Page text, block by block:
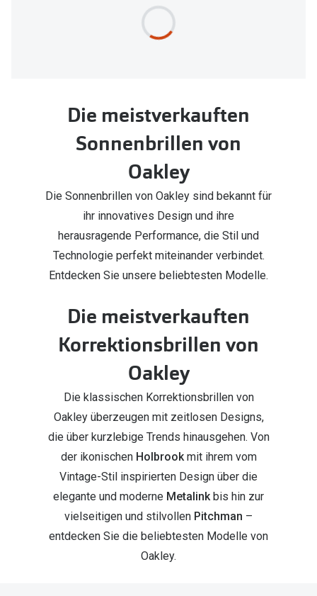
Die meistverkauften
Sonnenbrillen von
Oakley
Die Sonnenbrillen von Oakley sind bekannt für
ihr innovatives Design und ihre
herausragende Performance, die Stil und
Technologie perfekt miteinander verbindet.
Entdecken Sie unsere beliebtesten Modelle.
Die meistverkauften
Korrektionsbrillen von
Oakley
Die klassischen Korrektionsbrillen von
Oakley überzeugen mit zeitlosen Designs,
die über kurzlebige Trends hinausgehen. Von
der ikonischen Holbrookmit ihrem vom
Vintage-Stil inspirierten Design über die
elegante und moderne Metalinkbis hin zur
vielseitigen und stilvollen Pitchman –
entdecken Sie die beliebtesten Modelle von
Oakley.